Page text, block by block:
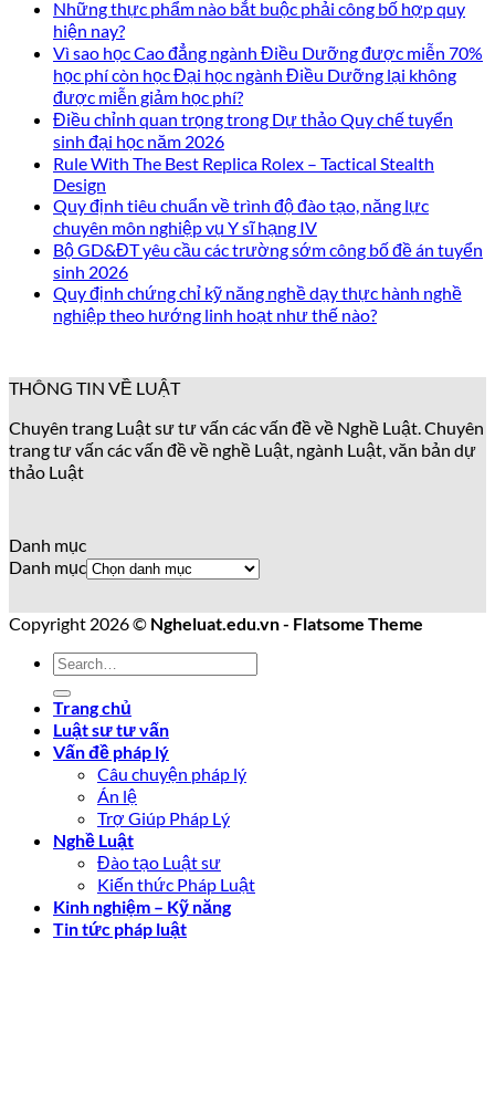
Những thực phẩm nào bắt buộc phải công bố hợp quy
hiện nay?
Vì sao học Cao đẳng ngành Điều Dưỡng được miễn 70%
học phí còn học Đại học ngành Điều Dưỡng lại không
được miễn giảm học phí?
Điều chỉnh quan trọng trong Dự thảo Quy chế tuyển
sinh đại học năm 2026
Rule With The Best Replica Rolex – Tactical Stealth
Design
Quy định tiêu chuẩn về trình độ đào tạo, năng lực
chuyên môn nghiệp vụ Y sĩ hạng IV
Bộ GD&ĐT yêu cầu các trường sớm công bố đề án tuyển
sinh 2026
Quy định chứng chỉ kỹ năng nghề dạy thực hành nghề
nghiệp theo hướng linh hoạt như thế nào?
THÔNG TIN VỀ LUẬT
Chuyên trang Luật sư tư vấn các vấn đề về Nghề Luật. Chuyên
trang tư vấn các vấn đề về nghề Luật, ngành Luật, văn bản dự
thảo Luật
Danh mục
Danh mục
Copyright 2026 © Ngheluat.edu.vn - Flatsome Theme
Trang chủ
Luật sư tư vấn
Vấn đề pháp lý
Câu chuyện pháp lý
Án lệ
Trợ Giúp Pháp Lý
Nghề Luật
Đào tạo Luật sư
Kiến thức Pháp Luật
Kinh nghiệm – Kỹ năng
Tin tức pháp luật